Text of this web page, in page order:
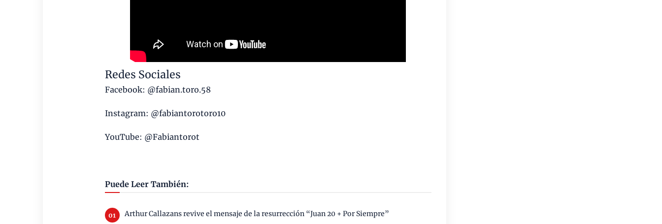
Redes Sociales
Facebook: @fabian.toro.58
Instagram: @fabiantorotoro10
YouTube: @Fabiantorot
Puede Leer También:
Arthur Callazans revive el mensaje de la resurrección “Juan 20 + Por Siempre”